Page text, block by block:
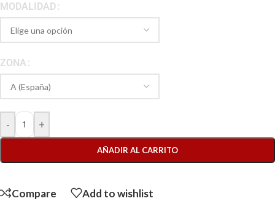
MODALIDAD
ZONA
- +
AÑADIR AL CARRITO
Compare Add to wishlist